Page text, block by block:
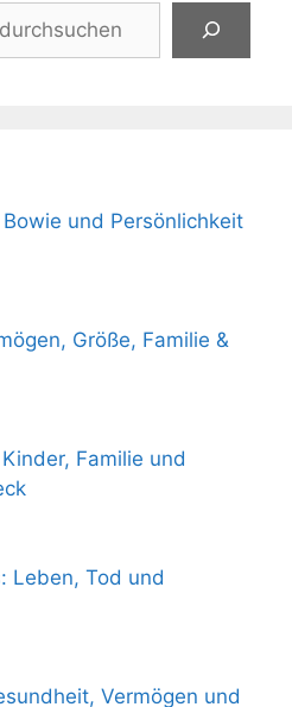
und Persönlichkeit
Größe, Familie &
Familie und
Leben, Tod und
Vermögen und